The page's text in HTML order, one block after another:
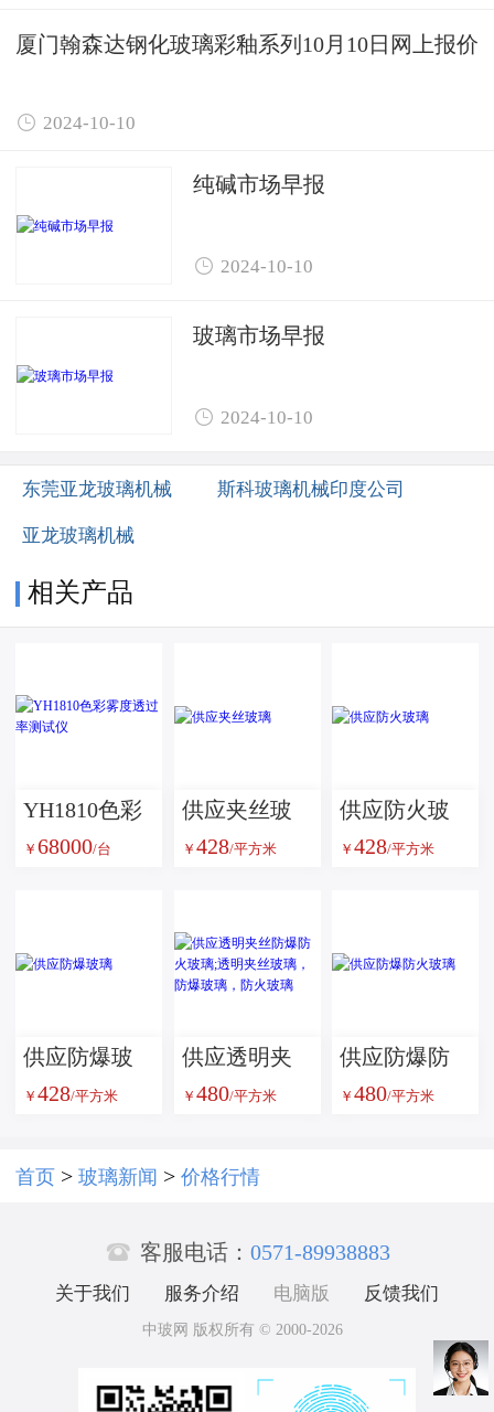
厦门翰森达钢化玻璃彩釉系列10月10日网上报价
 2024-10-10
纯碱市场早报
 2024-10-10
玻璃市场早报
 2024-10-10
东莞亚龙玻璃机械 斯科玻璃机械印度公司
亚龙玻璃机械
相关产品
YH1810色彩
雾度透过率
￥ 68000/台
供应夹丝玻
璃
￥ 428/平方米
供应防火玻
璃
￥ 428/平方米
供应防爆玻
璃
￥ 428/平方米
供应透明夹
丝防爆防火
丝玻璃，防
火玻璃
￥ 480/平方米
供应防爆防
火玻璃
￥ 480/平方米
首页 > 玻璃新闻 > 价格行情
 客服电话： 0571-89938883
关于我们 服务介绍 电脑版 反馈我们
中玻网 版权所有 © 2000-2026